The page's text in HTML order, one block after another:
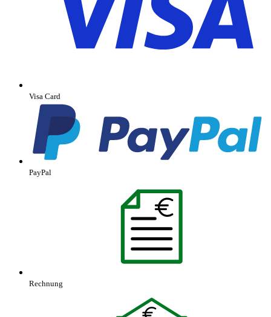
Visa Card
PayPal
Rechnung